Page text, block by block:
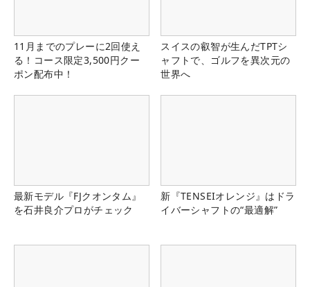
11月までのプレーに2回使え
る！コース限定3,500円クー
ポン配布中！
スイスの叡智が生んだTPTシ
ャフトで、ゴルフを異次元の
世界へ
最新モデル『FJクオンタム』
を石井良介プロがチェック
新『TENSEIオレンジ』はドラ
イバーシャフトの“最適解”